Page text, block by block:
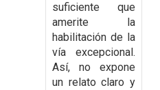
suficiente que
amerite la
habilitación de la
vía excepcional.
Así, no expone
un relato claro y